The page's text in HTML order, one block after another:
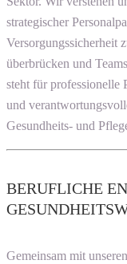
strategischer
Versorgungssicherheit
überbrücken und
steht für professionelle
und
Gesundheits- und
BERUFLICHE
Gemeinsam mit